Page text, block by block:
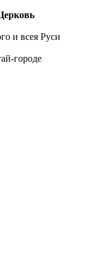
и всея Руси
городе